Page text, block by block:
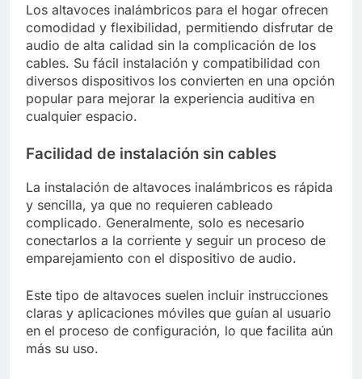
Los altavoces inalámbricos para el hogar ofrecen
comodidad y flexibilidad, permitiendo disfrutar de
audio de alta calidad sin la complicación de los
cables. Su fácil instalación y compatibilidad con
diversos dispositivos los convierten en una opción
popular para mejorar la experiencia auditiva en
cualquier espacio.
Facilidad de instalación sin cables
La instalación de altavoces inalámbricos es rápida
y sencilla, ya que no requieren cableado
complicado. Generalmente, solo es necesario
conectarlos a la corriente y seguir un proceso de
emparejamiento con el dispositivo de audio.
Este tipo de altavoces suelen incluir instrucciones
claras y aplicaciones móviles que guían al usuario
en el proceso de configuración, lo que facilita aún
más su uso.